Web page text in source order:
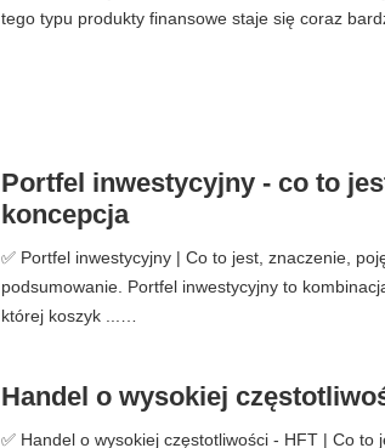
tego typu produkty finansowe staje się coraz
Portfel inwestycyjny - co to
koncepcja
✅ Portfel inwestycyjny | Co to jest, znaczenie,
podsumowanie. Portfel inwestycyjny to
której koszyk ...…
Handel o wysokiej
✅ Handel o wysokiej częstotliwości - HFT | Co to